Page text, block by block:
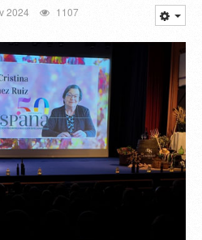
2024 1107